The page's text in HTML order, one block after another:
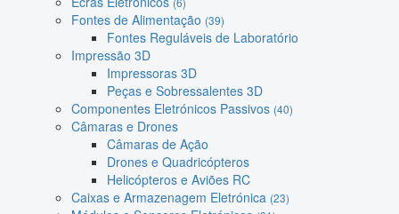
Fontes de Alimentação (39)
Fontes Reguláveis de Laboratório
Impressão 3D
Impressoras 3D
Peças e Sobressalentes 3D
Componentes Eletrónicos Passivos (40)
Câmaras e Drones
Câmaras de Ação
Drones e Quadricópteros
Helicópteros e Aviões RC
Caixas e Armazenagem Eletrónica (23)